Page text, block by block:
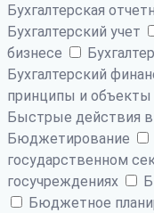
Бухгалтерская
Бухгалтерский учет
бизнесе
Бухгалтерский
принципы и объекты
Быстрые действия в
Бюджетирование
государственном
госучреждениях
Бюджетное